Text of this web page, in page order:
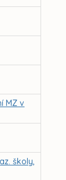
MZ v
školy,